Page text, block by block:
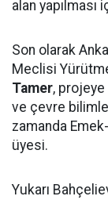
alan
Son olarak
Meclisi
Tamer, projeye
ve çevre
zamanda
üyesi.
Yukarı